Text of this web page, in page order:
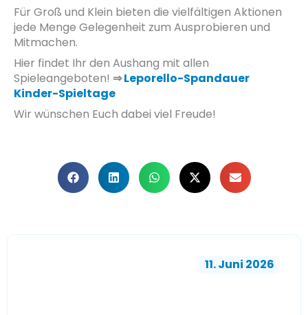
Für Groß und Klein bieten die vielfältigen Aktionen
jede Menge Gelegenheit zum Ausprobieren und
Mitmachen.
Hier findet Ihr den Aushang mit allen
Spieleangeboten! ⇒Leporello-Spandauer
Kinder-Spieltage
Wir wünschen Euch dabei viel Freude!
11. Juni 2026